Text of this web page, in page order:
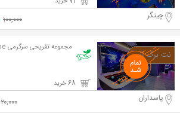
چیتگر ۱۰۰,۰۰۰
مجموعه تفریحی سرگرمی Pyramid Game با ps4,vr
پاسداران ۲۰,۰۰۰